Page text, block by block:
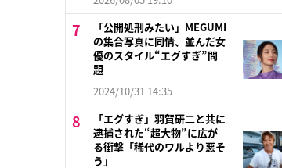
「公開処刑みたい」MEGUMI
の集合写真に同情、並んだ女
優のスタイル“エグすぎ”問
題
2024/10/31 14:35
「エグすぎ」羽賀研二と共に
逮捕された“超大物”に広が
る衝撃「稀代のワルより悪そ
う」